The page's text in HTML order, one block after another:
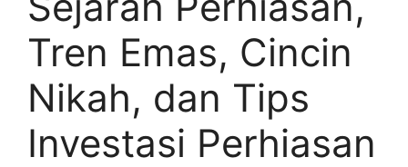
Tren Emas, Cincin
Nikah, dan Tips
Investasi Perhiasan